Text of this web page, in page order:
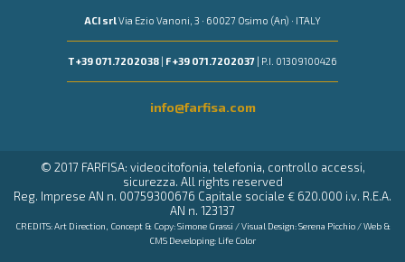
ACI srlVia Ezio Vanoni, 3 · 60027 Osimo (An) · ITALY
T +39 071.7202038| F +39 071.7202037| P.I. 01309100426
info@farfisa.com
© 2017 FARFISA: videocitofonia, telefonia, controllo accessi,
sicurezza. All rights reserved
Reg. Imprese AN n. 00759300676 Capitale sociale € 620.000 i.v. R.E.A.
AN n. 123137
CREDITS: Art Direction, Concept & Copy:Simone Grassi / Visual Design:Serena Picchio/ Web &
CMS Developing: Life Color